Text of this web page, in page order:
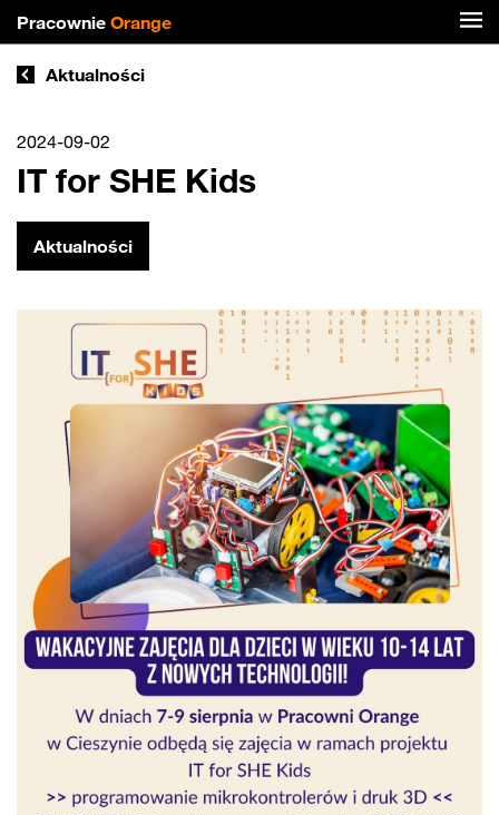
Pracownie Orange
Aktualności
2024-09-02
IT for SHE Kids
Aktualności